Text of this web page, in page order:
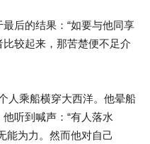
后的结果：“如要与他同享
较起来，那苦楚便不足介
人乘船横穿大西洋。他晕船
听到喊声：“有人落水
能为力。然而他对自己